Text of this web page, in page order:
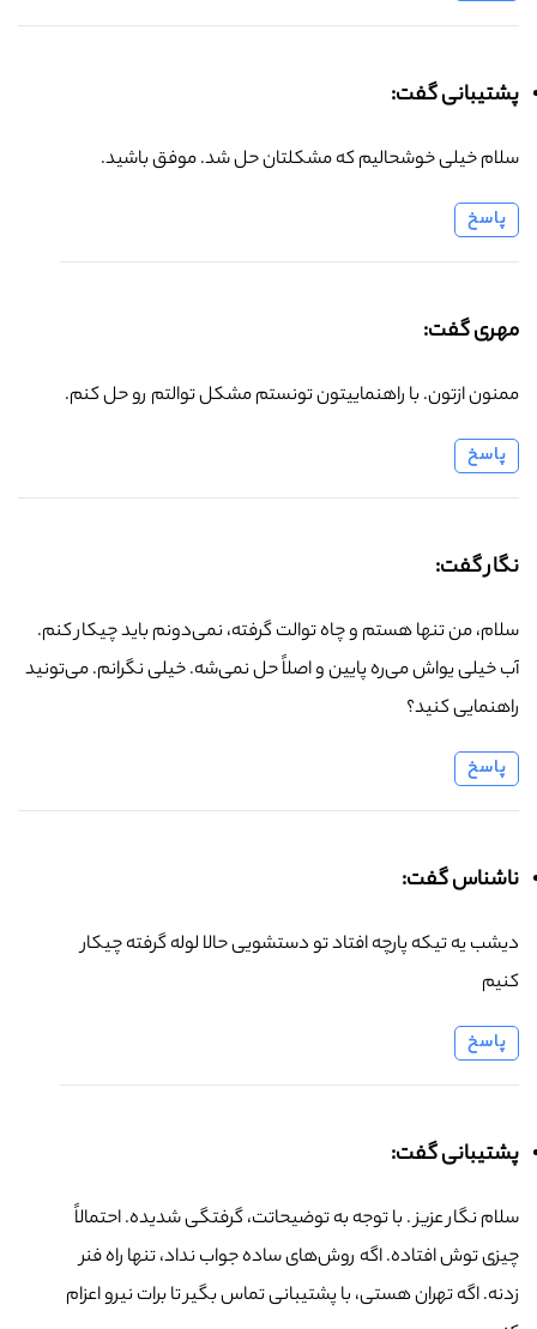
پشتیبانی گفت:
سلام خیلی خوشحالیم که مشکلتان حل شد. موفق باشید.
پاسخ
مهری گفت:
ممنون ازتون. با راهنماییتون تونستم مشکل توالتم رو حل کنم.
پاسخ
نگار گفت:
سلام، من تنها هستم و چاه توالت گرفته، نمی‌دونم باید چیکار کنم.
آب خیلی یواش می‌ره پایین و اصلاً حل نمی‌شه. خیلی نگرانم. می‌تونید
راهنمایی کنید؟
پاسخ
ناشناس گفت:
دیشب یه تیکه پارچه افتاد تو دستشویی حالا لوله گرفته چیکار
کنیم
پاسخ
پشتیبانی گفت:
سلام نگار عزیز . با توجه به توضیحاتت، گرفتگی شدیده. احتمالاً
چیزی توش افتاده. اگه روش‌های ساده جواب نداد، تنها راه فنر
زدنه. اگه تهران هستی، با پشتیبانی تماس بگیر تا برات نیرو اعزام